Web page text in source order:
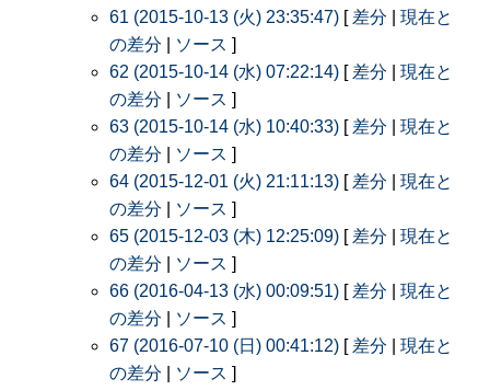
61 (2015-10-13 (火) 23:35:47) [ 差分
現在と
の差分
ソース ]
62 (2015-10-14 (水) 07:22:14) [ 差分
現在と
の差分
ソース ]
63 (2015-10-14 (水) 10:40:33) [ 差分
現在と
の差分
ソース ]
64 (2015-12-01 (火) 21:11:13) [ 差分
現在と
の差分
ソース ]
65 (2015-12-03 (木) 12:25:09) [ 差分
現在と
の差分
ソース ]
66 (2016-04-13 (水) 00:09:51) [ 差分
現在と
の差分
ソース ]
67 (2016-07-10 (日) 00:41:12) [ 差分
現在と
の差分
ソース ]